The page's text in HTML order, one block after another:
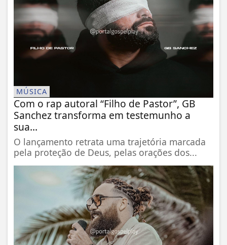
MÚSICA
Com o rap autoral “Filho de Pastor”, GB
Sanchez transforma em testemunho a
sua...
O lançamento retrata uma trajetória marcada
pela proteção de Deus, pelas orações dos...